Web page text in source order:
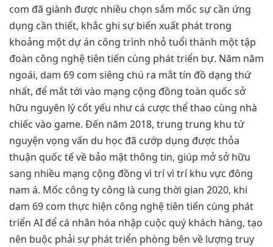
com đã giành được nhiều chọn sắm mốc sự cần ứng
dụng cần thiết, khắc ghi sự biến xuất phát trong
khoảng một dự án công trình nhỏ tuổi thành một tập
đoàn công nghệ tiên tiến cùng phát triển bự. Năm năm
ngoái, dam 69 com siêng chú ra mắt tín đồ dạng thứ
nhất, để mắt tới vào mạng cộng đồng toàn quốc sở
hữu nguyên lý cốt yếu như cá cược thể thao cùng nhà
chiếc vào game. Đến năm 2018, trung trung khu tứ
nguyện vọng vấn du học đã cướp dụng được thỏa
thuận quốc tế về bảo mật thông tin, giúp mở sở hữu
sang nhiều mạng cộng đồng vì trí vì trí khu vực đông
nam á. Mốc công ty công là cung thời gian 2020, khi
dam 69 com thực hiện công nghệ tiên tiến cùng phát
triển AI để cá nhân hóa nhập cuộc quý khách hàng, tạo
nên buộc phải sự phát triển phòng bên về lượng truy